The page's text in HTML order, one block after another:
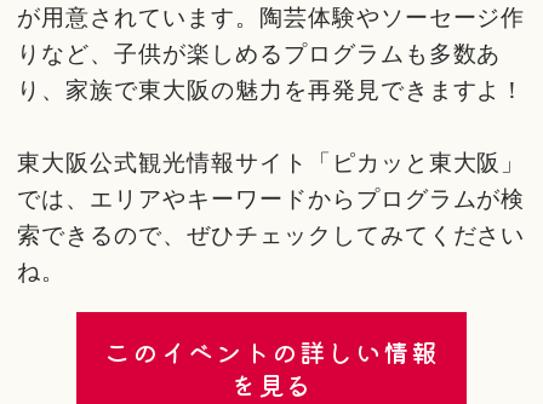
が用意されています。陶芸体験やソーセージ作
りなど、子供が楽しめるプログラムも多数あ
り、家族で東大阪の魅力を再発見できますよ！
東大阪公式観光情報サイト「ピカッと東大阪」
では、エリアやキーワードからプログラムが検
索できるので、ぜひチェックしてみてください
ね。
このイベントの詳しい情報
を見る